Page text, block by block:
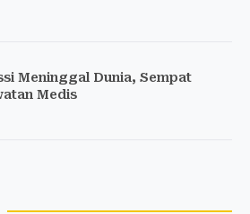
Meninggal Dunia, Sempat
Medis